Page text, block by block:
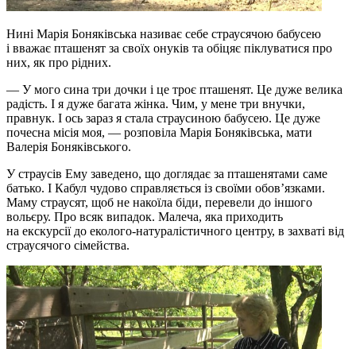
Нині Марія Боняківська називає себе страусячою бабусею
і вважає пташенят за своїх онуків та обіцяє піклуватися про
них, як про рідних.
— У мого сина три дочки і це троє пташенят. Це дуже велика
радість. І я дуже багата жінка. Чим, у мене три внучки,
правнук. І ось зараз я стала страусиною бабусею. Це дуже
почесна місія моя, — розповіла Марія Боняківська, мати
Валерія Боняківського.
У страусів Ему заведено, що доглядає за пташенятами саме
батько. І Кабул чудово справляється із своїми обов’язками.
Маму страусят, щоб не накоїла біди, перевели до іншого
вольєру. Про всяк випадок. Малеча, яка приходить
на екскурсії до еколого-натуралістичного центру, в захваті від
страусячого сімейства.